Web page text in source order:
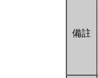
備註